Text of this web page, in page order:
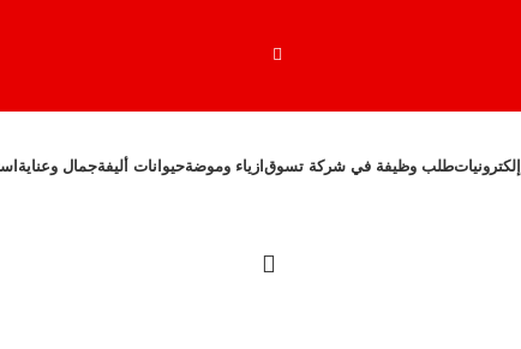
إلكترونياتطلب وظيفة في شركة تسوقازياء وموضةحيوانات أليفةجمال وعناية